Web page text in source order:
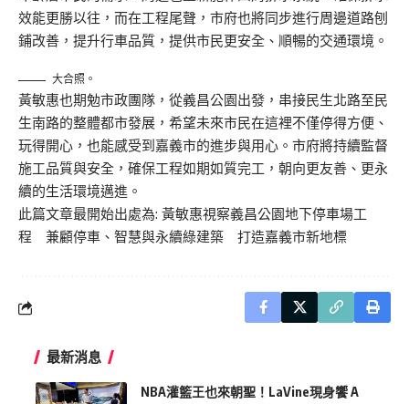
效能更勝以往，而在工程尾聲，市府也將同步進行周邊道路刨
鋪改善，提升行車品質，提供市民更安全、順暢的交通環境。
大合照。
黃敏惠也期勉市政團隊，從義昌公園出發，串接民生北路至民
生南路的整體都市發展，希望未來市民在這裡不僅停得方便、
玩得開心，也能感受到嘉義市的進步與用心。市府將持續監督
施工品質與安全，確保工程如期如質完工，朝向更友善、更永
續的生活環境邁進。
此篇文章最開始出處為: 黃敏惠視察義昌公園地下停車場工
程 兼顧停車、智慧與永續綠建築 打造嘉義市新地標
最新消息
NBA灌籃王也來朝聖！LaVine現身饗 A